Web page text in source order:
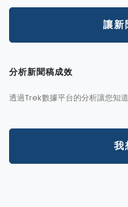
讓新
分析新聞稿成效
透過Trek數據平台的分析讓您知
我